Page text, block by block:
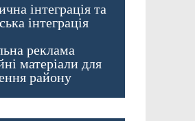
інтеграція та
інтеграція
реклама
матеріали для
району